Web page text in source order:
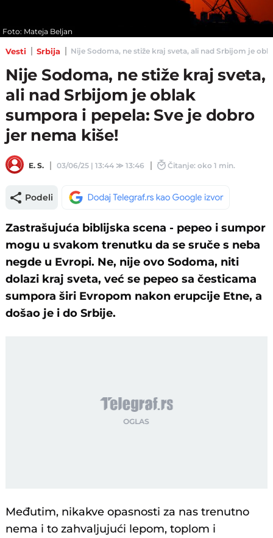
Foto: Mateja Beljan
Vesti Srbija Nije Sodoma, ne stiže kraj sveta, ali nad Srbijom je
Nije Sodoma, ne stiže kraj sveta,
ali nad Srbijom je oblak
sumpora i pepela: Sve je dobro
jer nema kiše!
E. S. 03/06/25 | 13:44 ≫13:46 Čitanje: oko 1 min.
Podeli
Zastrašujuća biblijska scena - pepeo i sumpor
mogu u svakom trenutku da se sruče s neba
negde u Evropi. Ne, nije ovo Sodoma, niti
dolazi kraj sveta, već se pepeo sa česticama
sumpora širi Evropom nakon erupcije Etne, a
došao je i do Srbije.
Međutim, nikakve opasnosti za nas trenutno
nema i to zahvaljujući lepom, toplom i